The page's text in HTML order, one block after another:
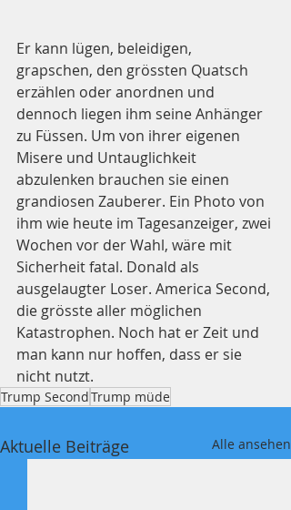
Er kann lügen, beleidigen,
grapschen, den grössten Quatsch
erzählen oder anordnen und
dennoch liegen ihm seine Anhänger
zu Füssen. Um von ihrer eigenen
Misere und Untauglichkeit
abzulenken brauchen sie einen
grandiosen Zauberer. Ein Photo von
ihm wie heute im Tagesanzeiger, zwei
Wochen vor der Wahl, wäre mit
Sicherheit fatal. Donald als
ausgelaugter Loser. America Second,
die grösste aller möglichen
Katastrophen. Noch hat er Zeit und
man kann nur hoffen, dass er sie
nicht nutzt.
Trump SecondTrump müde
Aktuelle Beiträge Alle ansehen